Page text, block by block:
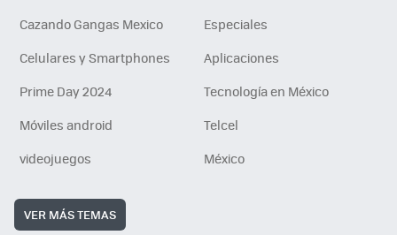
Cazando Gangas Mexico
Especiales
Celulares y Smartphones
Aplicaciones
Prime Day 2024
Tecnología en México
Móviles android
Telcel
videojuegos
México
VER MÁS TEMAS